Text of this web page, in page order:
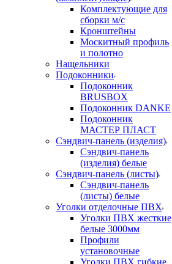
Комплектующие для
сборки м/с
Кронштейны
Москитный профиль
и полотно
Нащельники
Подоконники
Подоконник
BRUSBOX
Подоконник DANKE
Подоконник
МАСТЕР ПЛАСТ
Сэндвич-панель (изделия)
Сэндвич-панель
(изделия) белые
Сэндвич-панель (листы)
Сэндвич-панель
(листы) белые
Уголки отделочные ПВХ
Уголки ПВХ жесткие
белые 3000мм
Профили
установочные
Уголки ПВХ гибкие